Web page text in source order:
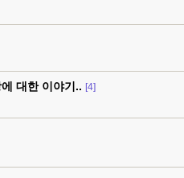
대한 이야기.. [4]